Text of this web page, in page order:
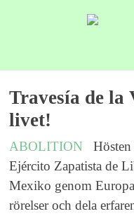
Travesía de
livet!
ABOLITION
Ejército Zapatista de
Mexiko genom
rörelser och dela